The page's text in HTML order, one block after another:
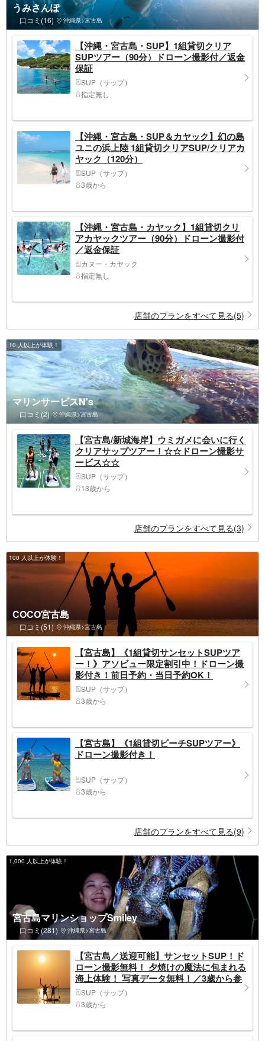
うみさんぽ
口コミ(16) 沖縄県>宮古島
【沖縄・宮古島・SUP】1組貸切クリア
SUPツアー（90分）ドローン撮影付／返金
保証
SUP（サップ）
指定無し
【沖縄・宮古島・SUP＆カヤック】幻の島
ユニの浜上陸 1組貸切クリアSUP/クリアカ
ヤック（120分）
SUP（サップ）
3歳から
【沖縄・宮古島・カヤック】1組貸切クリ
アカヤックツアー（90分）ドローン撮影付
／返金保証
カヌー・カヤック
指定無し
店舗のプランをすべて見る(5)
10 人以上が体験！
マリンサービスN's
口コミ(2) 沖縄県>宮古島
【宮古島/新城海岸】ウミガメに会いに行く
クリアサップツアー！☆☆ドローン撮影サ
ービス☆☆
SUP（サップ）
13歳から
店舗のプランをすべて見る(3)
100 人以上が体験！
COCO宮古島
口コミ(51) 沖縄県>宮古島
【宮古島】《1組貸切サンセットSUPツア
ー！》アソビュー限定割引中！ドローン撮
影付き！前日予約・当日予約OK！
SUP（サップ）
3歳から
【宮古島】《1組貸切ビーチSUPツアー》
ドローン撮影付き！
SUP（サップ）
3歳から
店舗のプランをすべて見る(9)
1,000 人以上が体験！
宮古島マリンショップSmiley
口コミ(281) 沖縄県>宮古島
【宮古島／送迎可能】サンセットSUP！ド
ローン撮影無料！ 夕焼けの魔法に包まれる
海上体験！ 写真データ無料！／3歳から参
加OK！
SUP（サップ）
3歳から